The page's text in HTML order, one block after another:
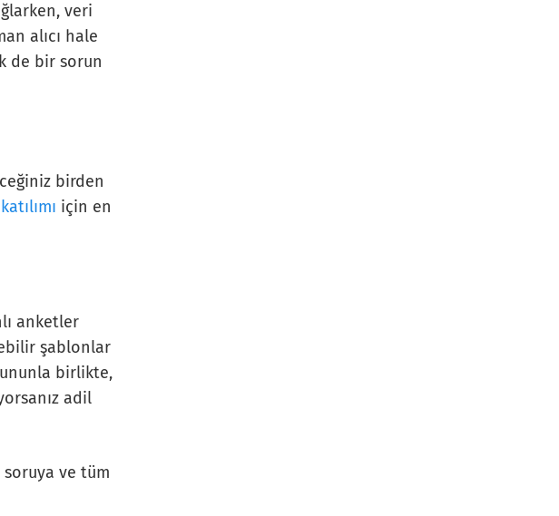
veri
alıcı hale
de bir sorun
birden
için en
anketler
şablonlar
birlikte,
adil
soruya ve tüm